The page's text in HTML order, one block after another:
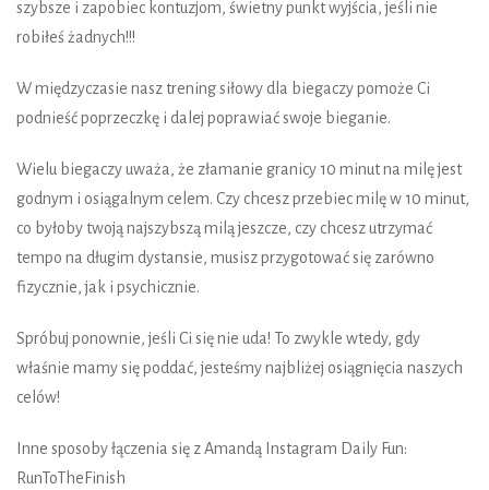
szybsze i zapobiec kontuzjom, świetny punkt wyjścia, jeśli nie
robiłeś żadnych!!!
W międzyczasie nasz trening siłowy dla biegaczy pomoże Ci
podnieść poprzeczkę i dalej poprawiać swoje bieganie.
Wielu biegaczy uważa, że złamanie granicy 10 minut na milę jest
godnym i osiągalnym celem. Czy chcesz przebiec milę w 10 minut,
co byłoby twoją najszybszą milą jeszcze, czy chcesz utrzymać
tempo na długim dystansie, musisz przygotować się zarówno
fizycznie, jak i psychicznie.
Spróbuj ponownie, jeśli Ci się nie uda! To zwykle wtedy, gdy
właśnie mamy się poddać, jesteśmy najbliżej osiągnięcia naszych
celów!
Inne sposoby łączenia się z Amandą Instagram Daily Fun:
RunToTheFinish